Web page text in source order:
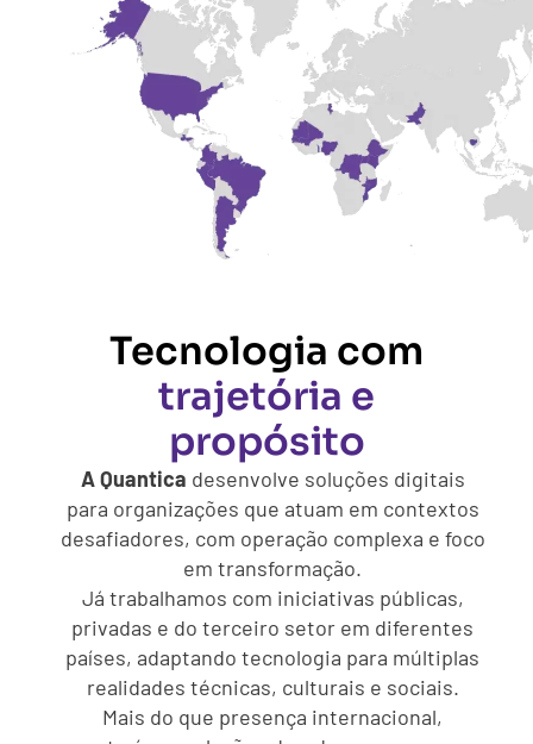
Tecnologia com
trajetória e
propósito
A Quantica desenvolve soluções digitais
para organizações que atuam em contextos
desafiadores, com operação complexa e foco
em transformação.
Já trabalhamos com iniciativas públicas,
privadas e do terceiro setor em diferentes
países, adaptando tecnologia para múltiplas
realidades técnicas, culturais e sociais.
Mais do que presença internacional,